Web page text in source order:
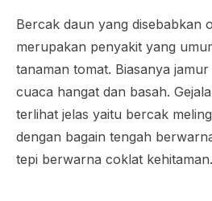
Bercak daun yang disebabkan
merupakan penyakit yang
tanaman tomat. Biasanya
cuaca hangat dan basah.
terlihat jelas yaitu bercak
dengan bagain tengah
tepi berwarna coklat kehitaman.